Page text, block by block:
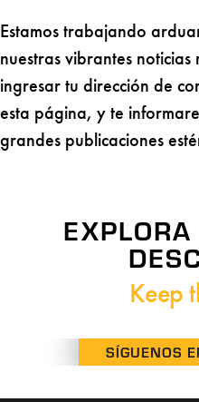
Estamos trabajando
nuestras vibrantes
ingresar tu dirección de
esta página, y te
grandes publicaciones
EXPLORA
Keep
No
SÍGUENOS